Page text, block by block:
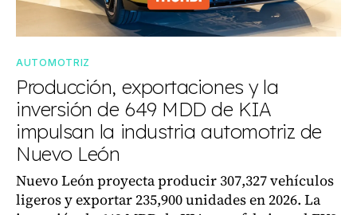
AUTOMOTRIZ
Producción, exportaciones y la
inversión de 649 MDD de KIA
impulsan la industria automotriz de
Nuevo León
Nuevo León proyecta producir 307,327 vehículos
ligeros y exportar 235,900 unidades en 2026. La